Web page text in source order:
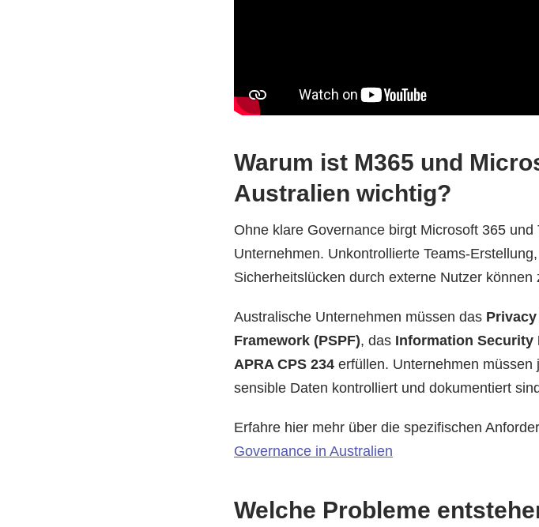
Warum ist M365 und
Australien wichtig?
Ohne klare Governance birgt Microsoft 365
Unternehmen. Unkontrollierte Teams-
Sicherheitslücken durch externe Nutzer können
Australische Unternehmen müssen das
Framework (PSPF), das Information Security
APRA CPS 234 erfüllen. Unternehmen
sensible Daten kontrolliert und dokumentiert
Erfahre hier mehr über die spezifischen
Governance in Australien
Welche Probleme